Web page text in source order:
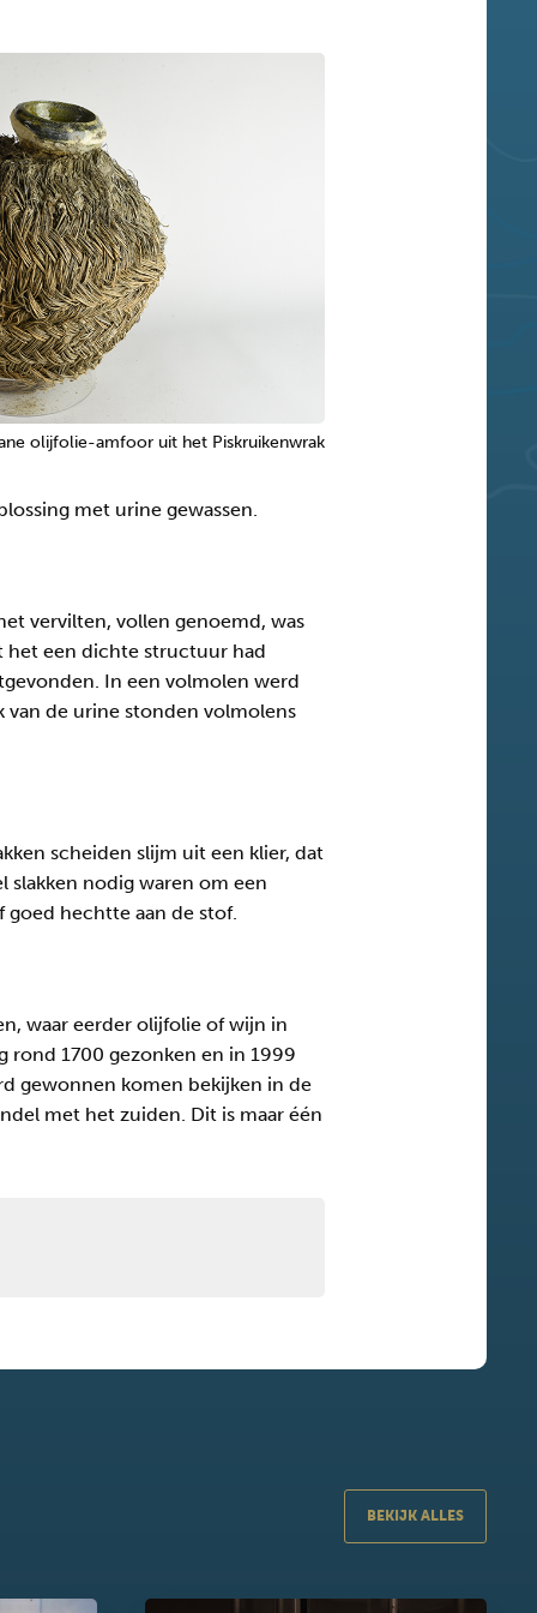
olijfolie-amfoor uit het Piskruikenwrak
met urine gewassen.
vervilten, vollen genoemd, was
het een dichte structuur had
In een volmolen werd
van de urine stonden volmolens
scheiden slijm uit een klier, dat
nodig waren om een
hechtte aan de stof.
waar eerder olijfolie of wijn in
rond 1700 gezonken en in 1999
gewonnen komen bekijken in de
met het zuiden. Dit is maar één
BEKIJK ALLES